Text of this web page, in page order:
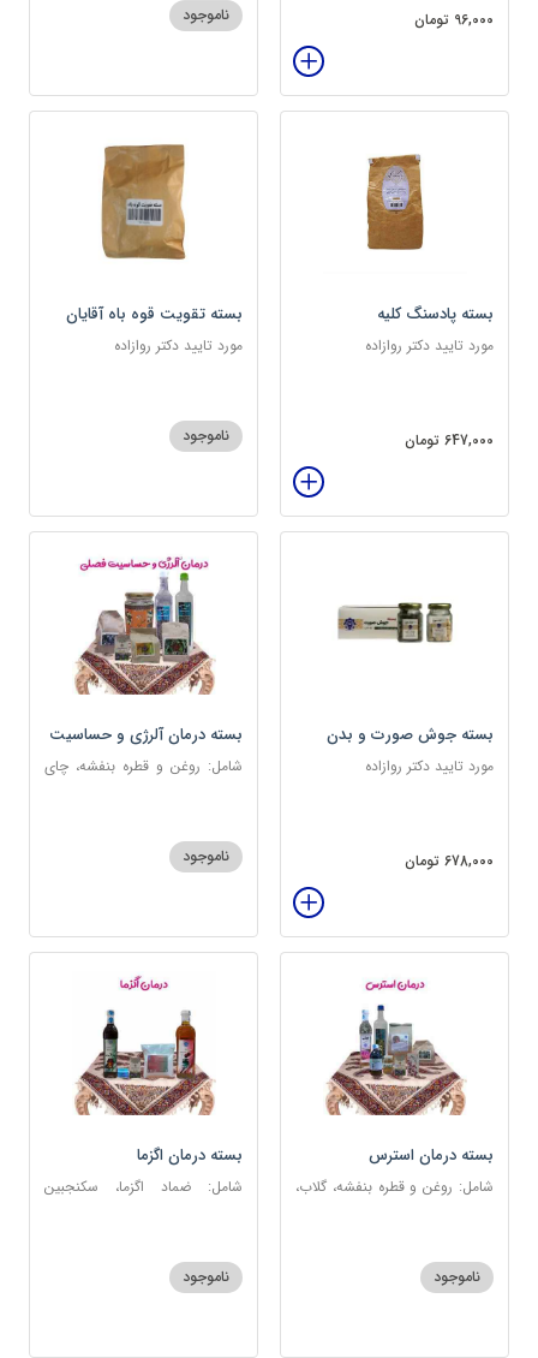
96,000 تومان ناموجود
بسته پادسنگ کلیه
مورد تایید دکتر روازاده
647,000 تومان
بسته تقویت قوه باه آقایان
مورد تایید دکتر روازاده
ناموجود
بسته جوش صورت و بدن
مورد تایید دکتر روازاده
678,000 تومان
بسته درمان آلرژی و حساسیت
فصلی
شامل: روغن و قطره بنفشه، چای
عنبرنسارا، عسل 3 ستاره
ناموجود
بسته درمان استرس
شامل: روغن و قطره بنفشه، گلاب،
گل، بهارنارنج، چای مبارک
ناموجود
بسته درمان اگزما
شامل: ضماد اگزما، سکنجبین
کپسول مفتاح 110
ناموجود